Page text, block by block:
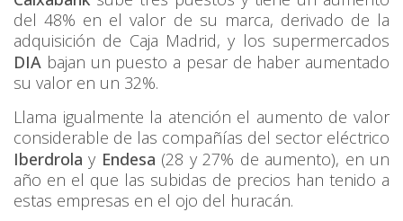
del 48% en el valor de su marca, derivado de la
adquisición de Caja Madrid, y los supermercados
DIA bajan un puesto a pesar de haber aumentado
su valor en un 32%.
Llama igualmente la atención el aumento de valor
considerable de las compañías del sector eléctrico
Iberdrola y Endesa (28 y 27% de aumento), en un
año en el que las subidas de precios han tenido a
estas empresas en el ojo del huracán.